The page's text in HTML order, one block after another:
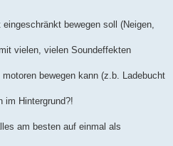
bewegen soll (Neigen,
vielen, vielen Soundeffekten
bewegen kann (z.b. Ladebucht
im Hintergrund?!
am besten auf einmal als